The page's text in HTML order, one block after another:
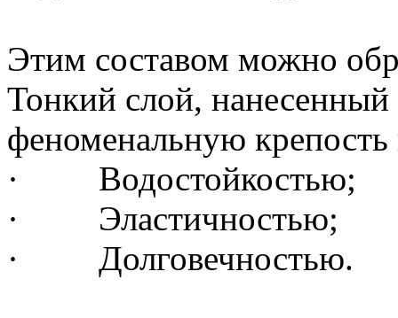
Этим составом можно
Тонкий слой, нанесенный
феноменальную
· Водостойкостью;
· Эластичностью;
· Долговечностью.